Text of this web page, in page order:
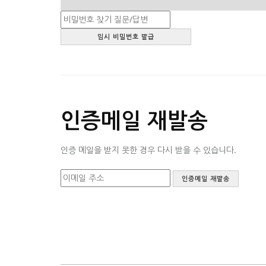
인증메일 재발송
인증 메일을 받지 못한 경우 다시 받을 수 있습니다.